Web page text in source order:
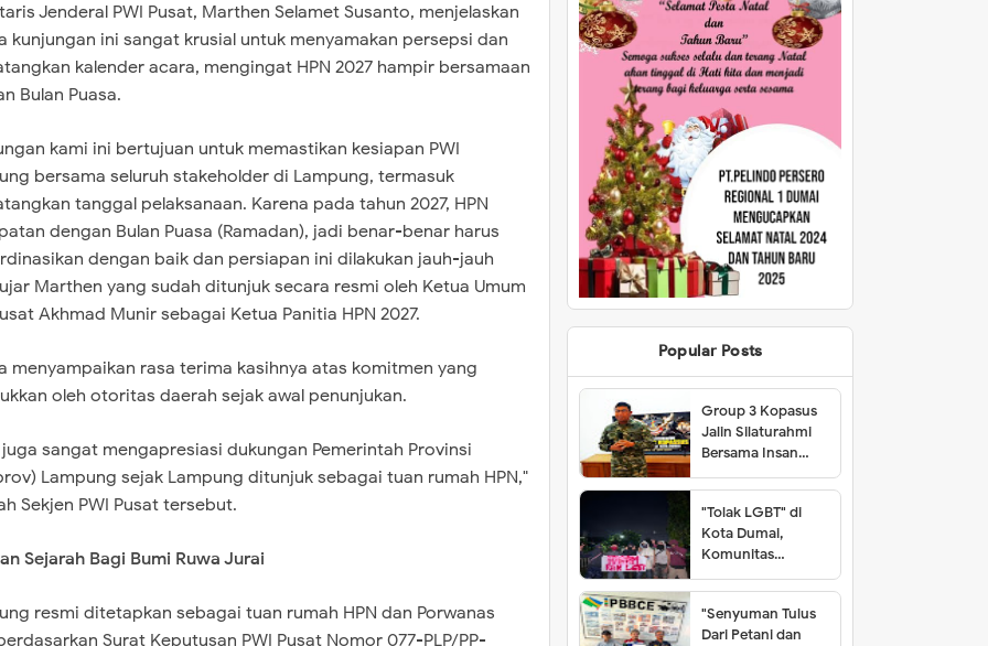
Jenderal PWI Pusat, Marthen Selamet Susanto, menjelaskan
kunjungan ini sangat krusial untuk menyamakan persepsi dan
kalender acara, mengingat HPN 2027 hampir bersamaan
Bulan Puasa.
kami ini bertujuan untuk memastikan kesiapan PWI
bersama seluruh stakeholder di Lampung, termasuk
tanggal pelaksanaan. Karena pada tahun 2027, HPN
dengan Bulan Puasa (Ramadan), jadi benar-benar harus
dengan baik dan persiapan ini dilakukan jauh-jauh
Marthen yang sudah ditunjuk secara resmi oleh Ketua Umum
Akhmad Munir sebagai Ketua Panitia HPN 2027.
menyampaikan rasa terima kasihnya atas komitmen yang
oleh otoritas daerah sejak awal penunjukan.
juga sangat mengapresiasi dukungan Pemerintah Provinsi
Lampung sejak Lampung ditunjuk sebagai tuan rumah HPN,"
Sekjen PWI Pusat tersebut.
Sejarah Bagi Bumi Ruwa Jurai
resmi ditetapkan sebagai tuan rumah HPN dan Porwanas
Surat Keputusan PWI Pusat Nomor 077-PLP/PP-
Popular Posts
Group 3 Kopasus
Jalin Silaturahmi
Bersama Insan
Pers Kota Dumai
"Tolak LGBT" di
Kota Dumai,
Komunitas
Working Class
Student Class
(WCSC) Nyatakan
Sikap Tegas
"Senyuman Tulus
Dari Petani dan